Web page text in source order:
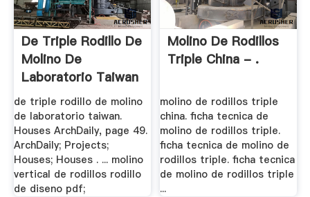
De Triple Rodillo De
Molino De
Laboratorio Taiwan
- .
de triple rodillo de molino
de laboratorio taiwan.
Houses ArchDaily, page 49.
ArchDaily; Projects;
Houses; Houses . ... molino
vertical de rodillos rodillo
de diseno pdf;
Molino De Rodillos
Triple China - .
molino de rodillos triple
china. ficha tecnica de
molino de rodillos triple.
ficha tecnica de molino de
rodillos triple. ficha tecnica
de molino de rodillos triple
...